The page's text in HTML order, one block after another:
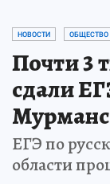
НОВОСТИ ОБЩЕСТВО
Почти 3
сдали
ЕГЭ по
области